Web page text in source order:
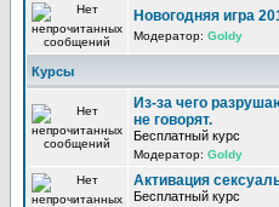
Новогодняя игра
Модератор: Goldy
Курсы
Из-за чего
не говорят.
Бесплатный курс
Модератор: Goldy
Активация
Бесплатный курс